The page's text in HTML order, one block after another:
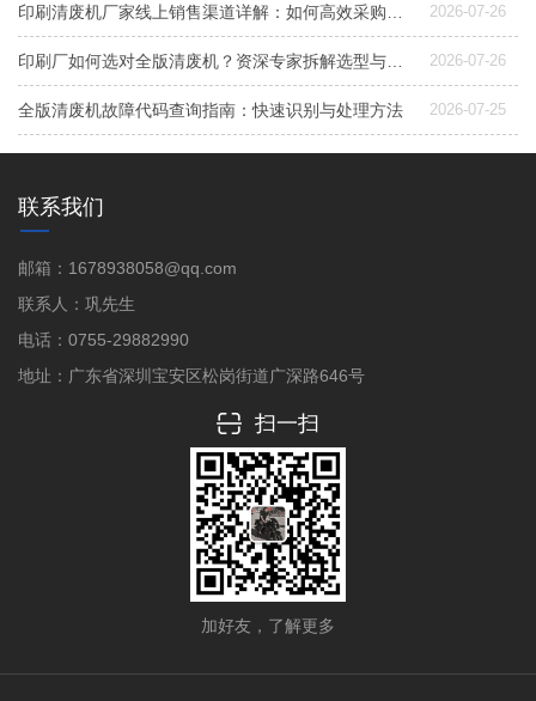
2026-07-26
2026-07-26
全版清废机故障代码查询指南：快速识别与处理方法 2026-07-25
联系我们
邮箱：1678938058@qq.com
联系人：巩先生
电话：0755-29882990
地址：广东省深圳宝安区松岗街道广深路646号
扫一扫
加好友，了解更多